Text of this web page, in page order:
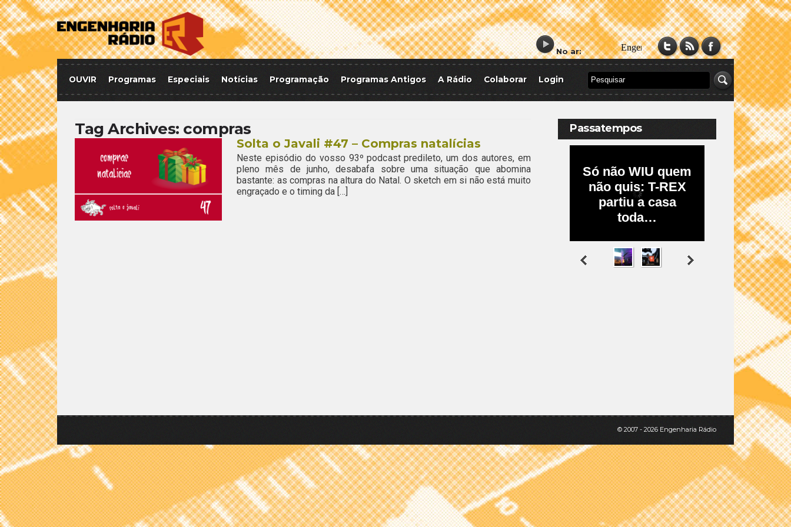
No ar:
OUVIR Programas Especiais Notícias Programação Programas Antigos A Rádio Colaborar Login
Tag Archives: compras
Solta o Javali #47 – Compras natalícias
Neste episódio do vosso 93º podcast predileto, um dos autores, em
pleno mês de junho, desabafa sobre uma situação que abomina
bastante: as compras na altura do Natal. O sketch em si não está muito
engraçado e o timing da […]
Passatempos
© 2007 - 2026 Engenharia Rádio